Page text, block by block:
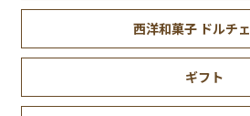
西洋和菓子 ドルチ
ギフト